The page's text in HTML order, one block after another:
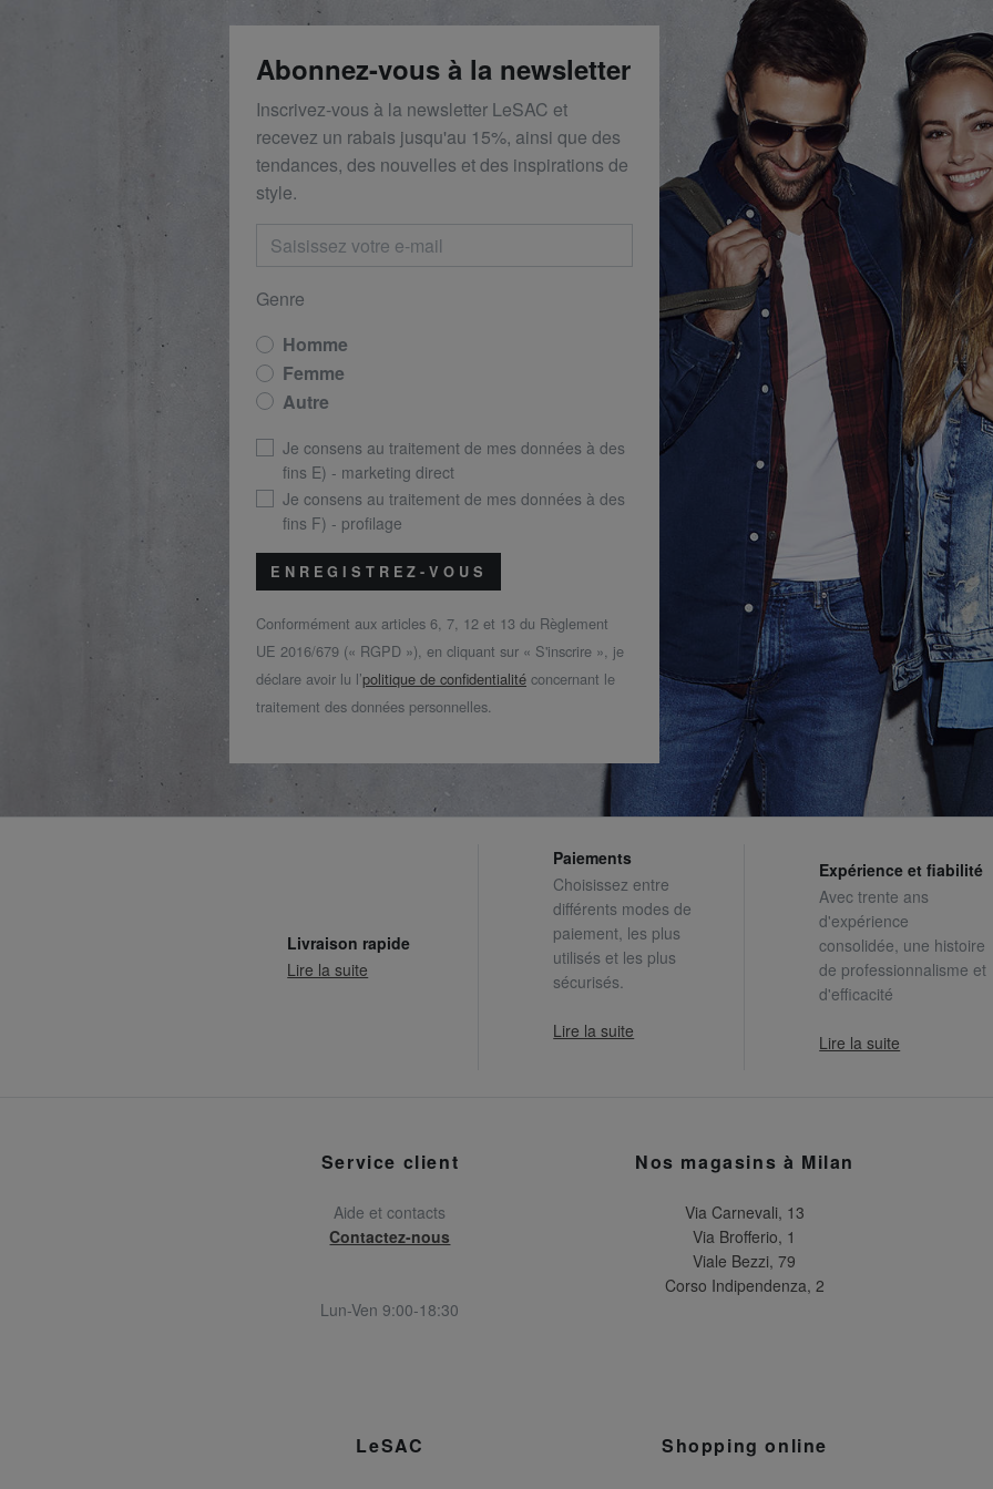
Abonnez-vous à la newsletter
Inscrivez-vous à la newsletter LeSAC et
recevez un rabais jusqu'au 15%, ainsi que des
tendances, des nouvelles et des inspirations de
style.
Genre
Homme
Femme
Autre
Je consens au traitement de mes données à des
fins E) - marketing direct
Je consens au traitement de mes données à des
fins F) - profilage
ENREGISTREZ-VOUS
Conformément aux articles 6, 7, 12 et 13 du Règlement
UE 2016/679 (« RGPD »), en cliquant sur « S'inscrire », je
déclare avoir lu l’politique de confidentialité concernant le
traitement des données personnelles.
Livraison rapide
Lire la suite
Paiements
Choisissez entre
différents modes de
paiement, les plus
utilisés et les plus
sécurisés.
Lire la suite
Expérience et fiabilité
Avec trente ans
d'expérience
consolidée, une histoire
de professionnalisme et
d'efficacité
Lire la suite
Service client
Aide et contacts
Contactez-nous
Lun-Ven 9:00-18:30
Nos magasins à Milan
Via Carnevali, 13
Via Brofferio, 1
Viale Bezzi, 79
Corso Indipendenza, 2
LeSAC Shopping online